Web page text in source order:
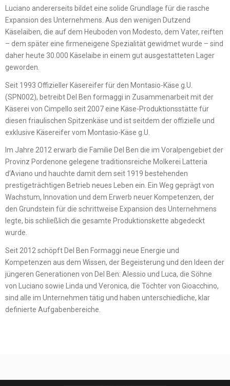
Luciano andererseits bildet eine solide Grundlage für die rasche
Expansion des Unternehmens. Aus den wenigen Dutzend
Käselaiben, die auf dem Heuboden von Modesto, dem Vater, reiften
– dem später eine firmeneigene Spezialität gewidmet wurde – sind
daher heute 30.000 Käselaibe in einem gut ausgestatteten Lager
geworden.
Seit 1993 Offizieller Käsereifer für den Montasio-Käse g.U.
(SPN002), betreibt Del Ben formaggi in Zusammenarbeit mit der
Käserei von Cimpello seit 2007 eine Käse-Produktionsstätte für
diesen friaulischen Spitzenkäse und ist seitdem der offizielle und
exklusive Käsereifer vom Montasio-Käse g.U.
Im Jahre 2012 erwarb die Familie Del Ben die im Voralpengebiet der
Provinz Pordenone gelegene traditionsreiche Molkerei Latteria
d’Aviano und hauchte damit dem seit 1919 bestehenden
prestigeträchtigen Betrieb neues Leben ein. Ein Weg geprägt von
Wachstum, Innovation und dem Erwerb neuer Kompetenzen, der
den Grundstein für die schrittweise Expansion des Unternehmens
legte, bis schließlich die gesamte Produktionskette abgedeckt
wurde.
Seit 2012 schöpft Del Ben Formaggi neue Energie und
Kompetenzen aus dem Wissen, der Begeisterung und den Ideen der
jüngeren Generationen von Del Ben: Alessio und Luca, die Söhne
von Luciano sowie Linda und Veronica, die Töchter von Gioacchino,
sind alle im Unternehmen tätig und haben unterschiedliche, klar
definierte Aufgabenbereiche.